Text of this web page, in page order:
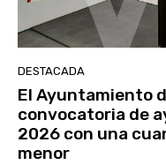
DESTACADA
El Ayuntamiento
convocatoria de
2026 con una
menor